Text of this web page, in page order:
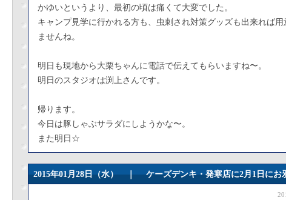
かゆいというより、最初の頃は痛くて大変でした。
キャンプ見学に行かれる方も、虫刺され対策グッズも出来れば
ませんね。
明日も現地から大栗ちゃんに電話で伝えてもらいますね〜。
明日のスタジオは渕上さんです。
帰ります。
今日は豚しゃぶサラダにしようかな〜。
また明日☆
2015年01月28日（水） ｜ケーズデンキ・発寒店に2月1日にお